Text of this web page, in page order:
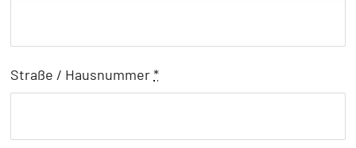
Straße / Hausnummer*